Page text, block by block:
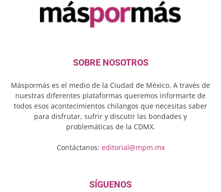
SOBRE NOSOTROS
Máspormás es el medio de la Ciudad de México. A través de
nuestras diferentes plataformas queremos informarte de
todos esos acontecimientos chilangos que necesitas saber
para disfrutar, sufrir y discutir las bondades y
problemáticas de la CDMX.
Contáctanos: editorial@mpm.mx
SÍGUENOS